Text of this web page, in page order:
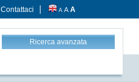
Contattaci A A A
Ricerca avanzata